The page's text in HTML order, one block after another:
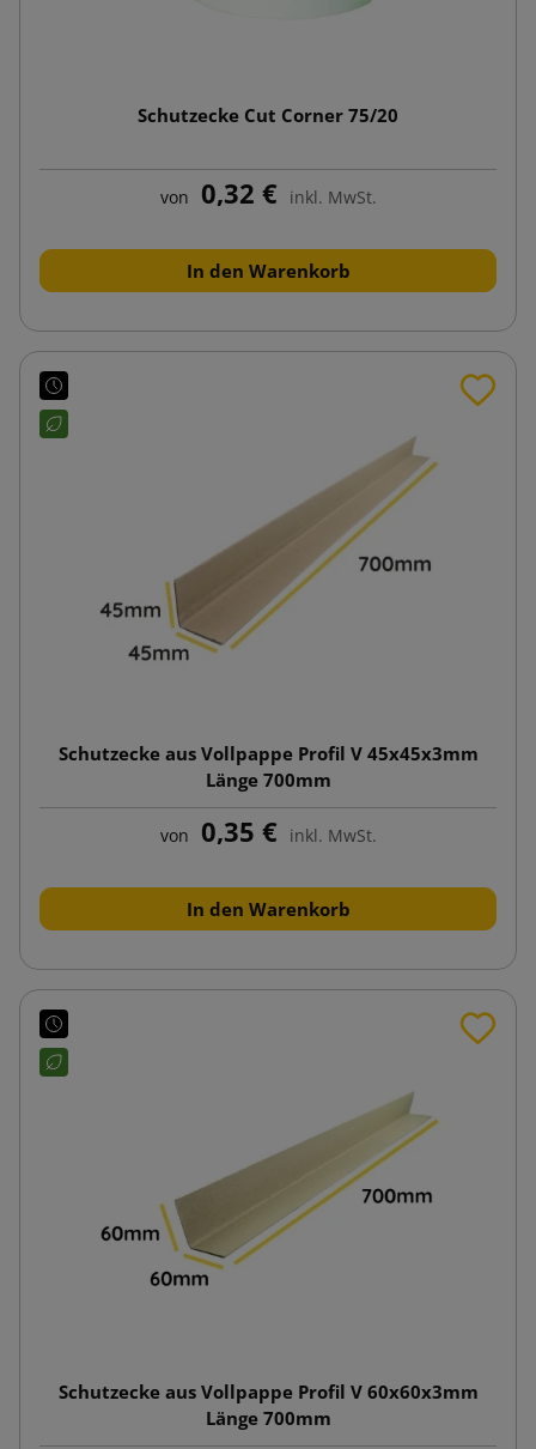
Schutzecke Cut Corner 75/20
von 0,32 € inkl. MwSt.
In den Warenkorb
Schutzecke aus Vollpappe Profil V 45x45x3mm
Länge 700mm
von 0,35 € inkl. MwSt.
In den Warenkorb
Schutzecke aus Vollpappe Profil V 60x60x3mm
Länge 700mm